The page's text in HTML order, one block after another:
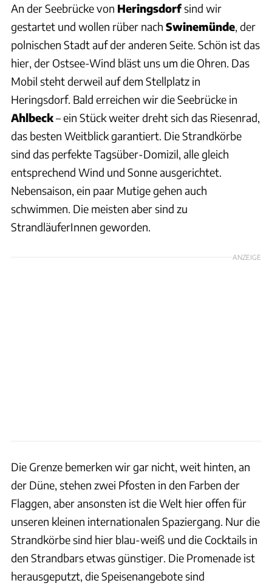
An der Seebrücke von Heringsdorfsind wir
gestartet und wollen rüber nach Swinemünde, der
polnischen Stadt auf der anderen Seite. Schön ist das
hier, der Ostsee-Wind bläst uns um die Ohren. Das
Mobil steht derweil auf dem Stellplatz in
Heringsdorf. Bald erreichen wir die Seebrücke in
Ahlbeck– ein Stück weiter dreht sich das Riesenrad,
das besten Weitblick garantiert. Die Strandkörbe
sind das perfekte Tagsüber-Domizil, alle gleich
entsprechend Wind und Sonne ausgerichtet.
Nebensaison, ein paar Mutige gehen auch
schwimmen. Die meisten aber sind zu
StrandläuferInnen geworden.
ANZEIGE
Die Grenze bemerken wir gar nicht, weit hinten, an
der Düne, stehen zwei Pfosten in den Farben der
Flaggen, aber ansonsten ist die Welt hier offen für
unseren kleinen internationalen Spaziergang. Nur die
Strandkörbe sind hier blau-weiß und die Cocktails in
den Strandbars etwas günstiger. Die Promenade ist
herausgeputzt, die Speisenangebote sind